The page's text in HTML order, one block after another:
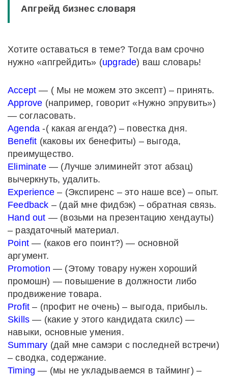
Апгрейд бизнес словаря
Хотите оставаться в теме? Тогда вам срочно
нужно «апгрейдить» (upgrade) ваш словарь!
Accept — ( Мы не можем это эксепт) – принять.
Approve (например, говорит «Нужно эпрувить»)
— согласовать.
Agenda -( какая агенда?) – повестка дня.
Benefit (каковы их бенефиты) – выгода,
преимущество.
Eliminate— (Лучше элиминейт этот абзац)
вычеркнуть, удалить.
Experience – (Экспиренс – это наше все) – опыт.
Feedback – (дай мне фидбэк) – обратная связь.
Hand out — (возьми на презентацию хендауты)
– раздаточный материал.
Point — (каков его поинт?) — основной
аргумент.
Promotion — (Этому товару нужен хороший
промошн) — повышение в должности либо
продвижение товара.
Profit – (профит не очень) – выгода, прибыль.
Skills — (какие у этого кандидата скилс) —
навыки, основные умения.
Summary (дай мне самэри с последней встречи)
– сводка, содержание.
Timing — (мы не укладываемся в тайминг) –